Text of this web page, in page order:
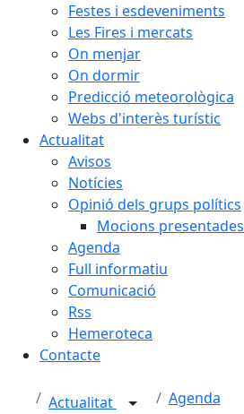
Festes i esdeveniments
Les Fires i mercats
On menjar
On dormir
Predicció meteorològica
Webs d'interès turístic
Actualitat
Avisos
Notícies
Opinió dels grups polítics
Mocions presentades
Agenda
Full informatiu
Comunicació
Rss
Hemeroteca
Contacte
Actualitat Agenda